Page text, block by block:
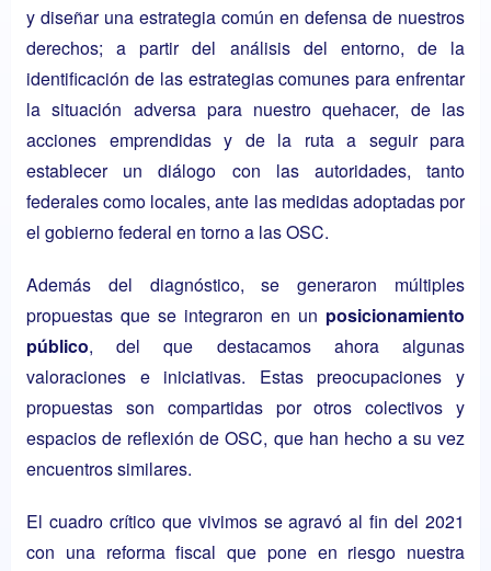
y diseñar una estrategia común en defensa de nuestros
derechos; a partir del análisis del entorno, de la
identificación de las estrategias comunes para enfrentar
la situación adversa para nuestro quehacer, de las
acciones emprendidas y de la ruta a seguir para
establecer un diálogo con las autoridades, tanto
federales como locales, ante las medidas adoptadas por
el gobierno federal en torno a las OSC.
Además del diagnóstico, se generaron múltiples
propuestas que se integraron en un posicionamiento
público, del que destacamos ahora algunas
valoraciones e iniciativas. Estas preocupaciones y
propuestas son compartidas por otros colectivos y
espacios de reflexión de OSC, que han hecho a su vez
encuentros similares.
El cuadro crítico que vivimos se agravó al fin del 2021
con una reforma fiscal que pone en riesgo nuestra